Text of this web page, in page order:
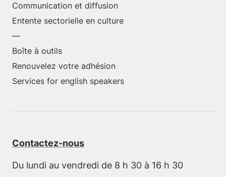
Communication et diffusion
Entente sectorielle en culture
—
Boîte à outils
Renouvelez votre adhésion
Services for english speakers
Contactez-nous
Du lundi au vendredi de 8 h 30 à 16 h 30